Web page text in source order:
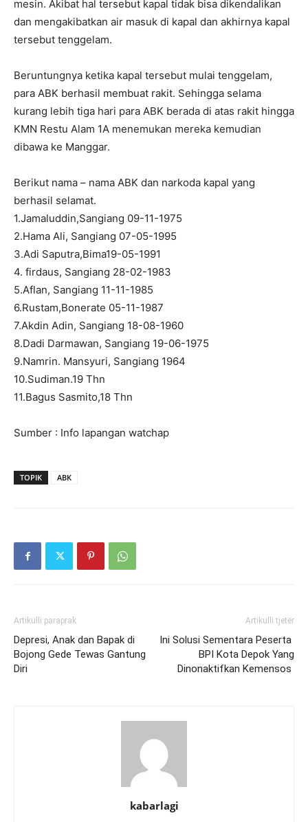
mesin. Akibat hal tersebut kapal tidak bisa dikendalikan
dan mengakibatkan air masuk di kapal dan akhirnya kapal
tersebut tenggelam.
Beruntungnya ketika kapal tersebut mulai tenggelam,
para ABK berhasil membuat rakit. Sehingga selama
kurang lebih tiga hari para ABK berada di atas rakit hingga
KMN Restu Alam 1A menemukan mereka kemudian
dibawa ke Manggar.
Berikut nama – nama ABK dan narkoda kapal yang
berhasil selamat.
1.Jamaluddin,Sangiang 09-11-1975
2.Hama Ali, Sangiang 07-05-1995
3.Adi Saputra,Bima19-05-1991
4. firdaus, Sangiang 28-02-1983
5.Aflan, Sangiang 11-11-1985
6.Rustam,Bonerate 05-11-1987
7.Akdin Adin, Sangiang 18-08-1960
8.Dadi Darmawan, Sangiang 19-06-1975
9.Namrin. Mansyuri, Sangiang 1964
10.Sudiman.19 Thn
11.Bagus Sasmito,18 Thn
Sumber : Info lapangan watchap
TOPIK ABK
Artikulli paraprak
Depresi, Anak dan Bapak di
Bojong Gede Tewas Gantung
Diri
Artikulli tjetër
Ini Solusi Sementara Peserta
BPI Kota Depok Yang
Dinonaktifkan Kemensos
kabarlagi